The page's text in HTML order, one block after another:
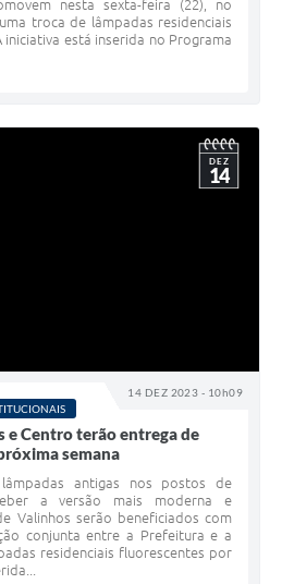
nesta sexta-feira (22), no
troca de lâmpadas residenciais
iniciativa está inserida no Programa
14 DEZ 2023 - 10h09
DEZ
14
e Centro terão entrega de
semana
antigas nos postos de
a versão mais moderna e
Valinhos serão beneficiados com
conjunta entre a Prefeitura e a
residenciais fluorescentes por